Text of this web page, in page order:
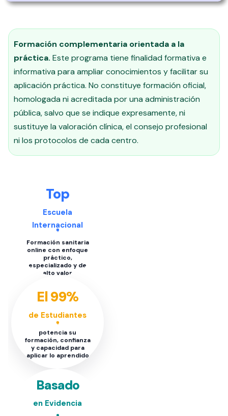
Formación complementaria orientada a la
práctica. Este programa tiene finalidad formativa e
informativa para ampliar conocimientos y facilitar su
aplicación práctica. No constituye formación oficial,
homologada ni acreditada por una administración
pública, salvo que se indique expresamente, ni
sustituye la valoración clínica, el consejo profesional
ni los protocolos de cada centro.
Top
Escuela
Internacional
Formación sanitaria
online con enfoque
práctico,
especializado y de
alto valor
El 99%
de Estudiantes
potencia su
formación, confianza
y capacidad para
aplicar lo aprendido
Basado
en Evidencia